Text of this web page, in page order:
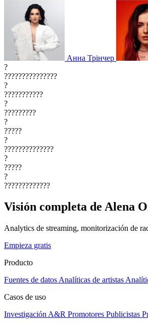
Анна Трінчер
?
???????????????
?
???????????
?
?????????
?
?????
?
??????????????
?
?????
?
?????????????
Visión completa de Alena
Analytics de streaming, monitorización de
Empieza gratis
Producto
Fuentes de datos Analíticas de artistas
Casos de uso
Investigación A&R Promotores Publicistas